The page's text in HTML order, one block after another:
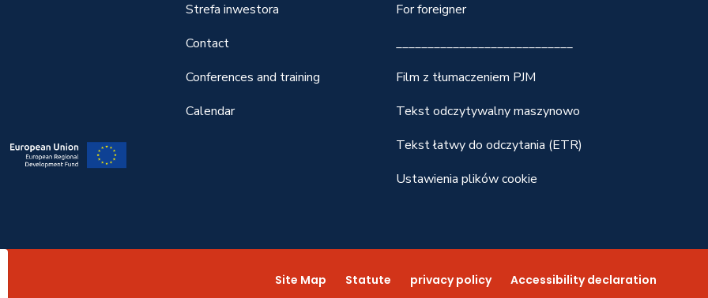
Strefa inwestora
Contact
Conferences and training
Calendar
For foreigner
____________________________
Film z tłumaczeniem PJM
Tekst odczytywalny maszynowo
Tekst łatwy do odczytania (ETR)
Ustawienia plików cookie
Site Map Statute privacy policy Accessibility declaration